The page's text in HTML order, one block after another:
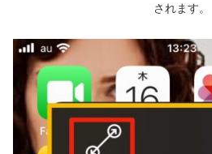
されます。